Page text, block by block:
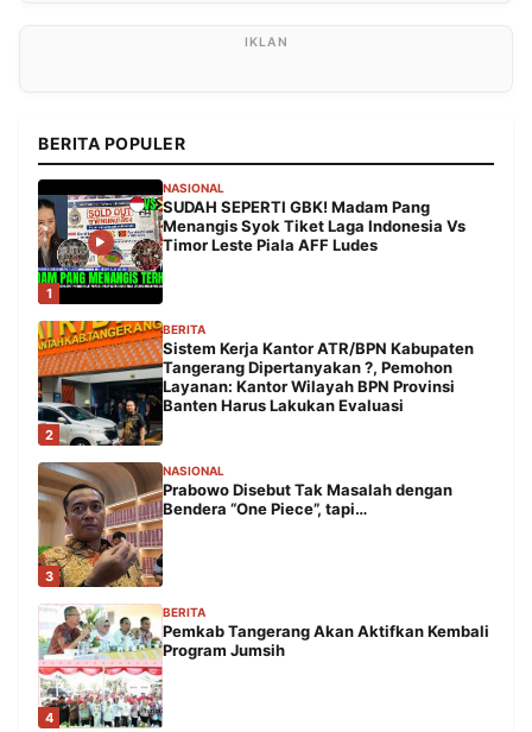
BERITA POPULER
1
NASIONAL
SUDAH SEPERTI GBK! Madam Pang
Menangis Syok Tiket Laga Indonesia Vs
Timor Leste Piala AFF Ludes
2
BERITA
Sistem Kerja Kantor ATR/BPN Kabupaten
Tangerang Dipertanyakan ?, Pemohon
Layanan: Kantor Wilayah BPN Provinsi
Banten Harus Lakukan Evaluasi
3
NASIONAL
Prabowo Disebut Tak Masalah dengan
Bendera “One Piece”, tapi…
4
BERITA
Pemkab Tangerang Akan Aktifkan Kembali
Program Jumsih